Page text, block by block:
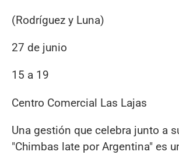
(Rodríguez y Luna)
27 de junio
15 a 19
Centro Comercial Las Lajas
Una gestión que celebra junto a
"Chimbas late por Argentina" es